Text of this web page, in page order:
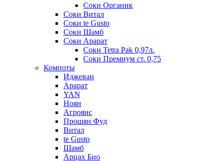
Соки Органик
Соки Витал
Соки te Gusto
Соки Шамб
Соки Арарат
Соки Tetra Pak 0,97л.
Соки Премиум ст. 0,75
Компоты
Иджеван
Арарат
YAN
Ноян
Агроянс
Прошян Фуд
Витал
te Gusto
Шамб
Арцах Био